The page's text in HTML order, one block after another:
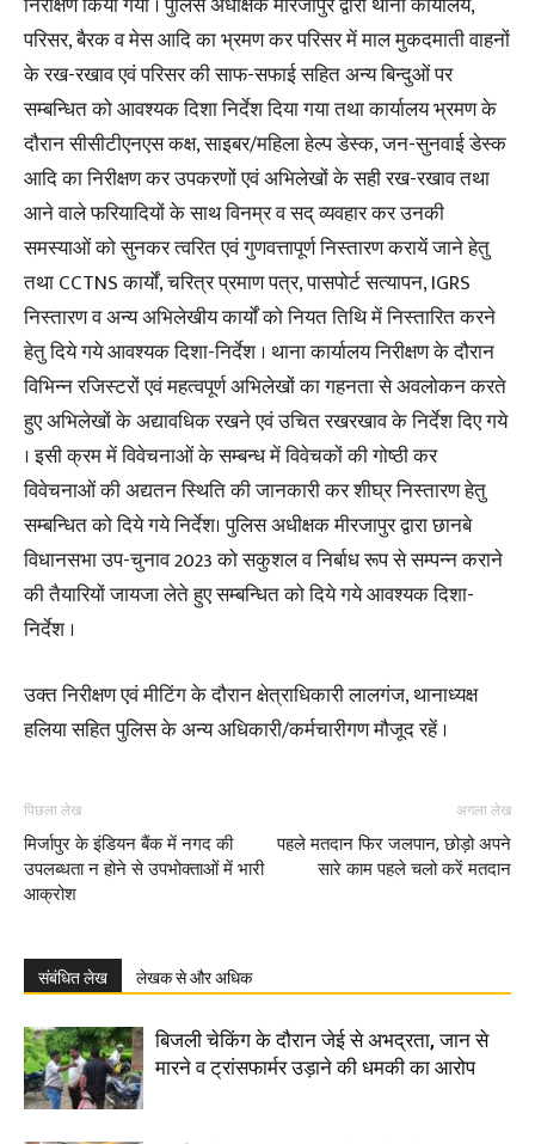
परिसर, बैरक व मेस आदि का भ्रमण कर परिसर में माल मुकदमाती वाहनों
के रख-रखाव एवं परिसर की साफ-सफाई सहित अन्य बिन्दुओं पर
सम्बन्धित को आवश्यक दिशा निर्देश दिया गया तथा कार्यालय भ्रमण के
दौरान सीसीटीएनएस कक्ष, साइबर/महिला हेल्प डेस्क, जन-सुनवाई डेस्क
आदि का निरीक्षण कर उपकरणों एवं अभिलेखों के सही रख-रखाव तथा
आने वाले फरियादियों के साथ विनम्र व सद् व्यवहार कर उनकी
समस्याओं को सुनकर त्वरित एवं गुणवत्तापूर्ण निस्तारण करायें जाने हेतु
तथा CCTNS कार्यों, चरित्र प्रमाण पत्र, पासपोर्ट सत्यापन, IGRS
निस्तारण व अन्य अभिलेखीय कार्यों को नियत तिथि में निस्तारित करने
हेतु दिये गये आवश्यक दिशा-निर्देश । थाना कार्यालय निरीक्षण के दौरान
विभिन्न रजिस्टरों एवं महत्वपूर्ण अभिलेखों का गहनता से अवलोकन करते
हुए अभिलेखों के अद्यावधिक रखने एवं उचित रखरखाव के निर्देश दिए गये
। इसी क्रम में विवेचनाओं के सम्बन्ध में विवेचकों की गोष्ठी कर
विवेचनाओं की अद्यतन स्थिति की जानकारी कर शीघ्र निस्तारण हेतु
सम्बन्धित को दिये गये निर्देश। पुलिस अधीक्षक मीरजापुर द्वारा छानबे
विधानसभा उप-चुनाव 2023 को सकुशल व निर्बाध रूप से सम्पन्न कराने
की तैयारियों जायजा लेते हुए सम्बन्धित को दिये गये आवश्यक दिशा-
निर्देश ।
उक्त निरीक्षण एवं मीटिंग के दौरान क्षेत्राधिकारी लालगंज, थानाध्यक्ष
हलिया सहित पुलिस के अन्य अधिकारी/कर्मचारीगण मौजूद रहें ।
पिछला लेख
मिर्जापुर के इंडियन बैंक में नगद की
उपलब्धता न होने से उपभोक्ताओं में भारी
आक्रोश
अगला लेख
पहले मतदान फिर जलपान, छोड़ो अपने
सारे काम पहले चलो करें मतदान
संबंधित लेख लेखक से और अधिक
बिजली चेकिंग के दौरान जेई से अभद्रता, जान से
मारने व ट्रांसफार्मर उड़ाने की धमकी का आरोप